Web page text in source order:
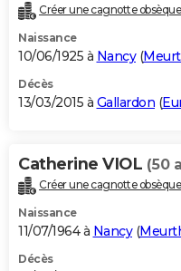
Créer une cagnotte
Naissance
10/06/1925 à Nancy(
Décès
13/03/2015 à Gallardon (
Catherine VIOL (50
Créer une cagnotte
Naissance
11/07/1964 à Nancy(
Décès